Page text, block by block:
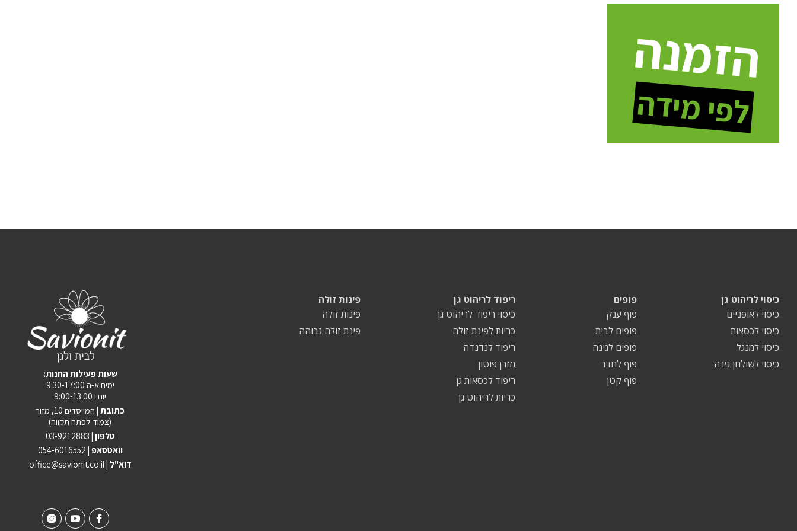
הזמנה
לפי מידה
:שעות פעילות החנות
ימים א-ה 9:30-17:00
יום ו 9:00-13:00
כתובת | המייסדים 10, מזור
(צמוד לפתח תקווה)
טלפון | 03-9212883
וואטסאפ | 054-6016552
office@savionit.co.il | דוא"ל
פינות זולה
פינות זולה
פינת זולה גבוהה
ריפוד לריהוט גן
כיסוי ריפוד לריהוט גן
כריות לפינת זולה
ריפוד לנדנדה
מזרן פוטון
ריפוד לכסאות גן
כריות לריהוט גן
פופים
פוף ענק
פופים לבית
פופים לגינה
פוף לחדר
פוף קטן
כיסוי לריהוט גן
כיסוי לאופניים
כיסוי לכסאות
כיסוי למנגל
כיסוי לשולחן גינה